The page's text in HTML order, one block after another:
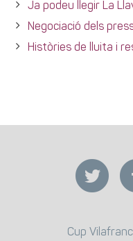
Ja podeu llegir La
Negociació dels
Històries de lluita i
Cup